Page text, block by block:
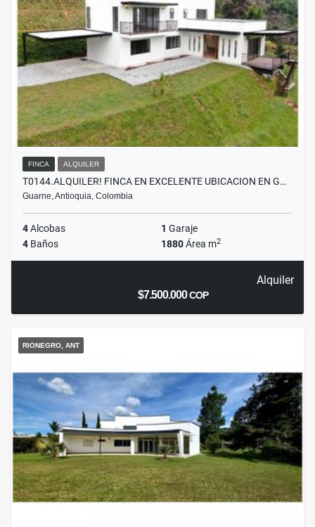
FINCA ALQUILER
T0144.ALQUILER! FINCA EN EXCELENTE UBICACION EN G…
Guarne, Antioquia, Colombia
4Alcobas 1 Garaje
4 Baños 1880Área m2
Alquiler
$7.500.000COP
RIONEGRO, ANT